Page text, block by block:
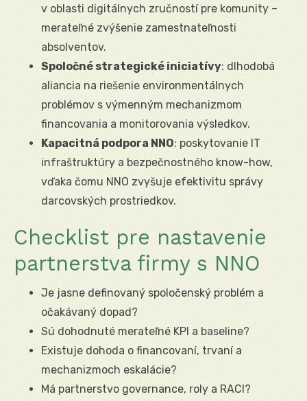
v oblasti digitálnych zručností pre komunity –
merateľné zvýšenie zamestnateľnosti
absolventov.
Spoločné strategické iniciatívy: dlhodobá
aliancia na riešenie environmentálnych
problémov s výmenným mechanizmom
financovania a monitorovania výsledkov.
Kapacitná podpora NNO: poskytovanie IT
infraštruktúry a bezpečnostného know-how,
vďaka čomu NNO zvyšuje efektivitu správy
darcovských prostriedkov.
Checklist pre nastavenie
partnerstva firmy s NNO
Je jasne definovaný spoločenský problém a
očakávaný dopad?
Sú dohodnuté merateľné KPI a baseline?
Existuje dohoda o financovaní, trvaní a
mechanizmoch eskalácie?
Má partnerstvo governance, roly a RACI?